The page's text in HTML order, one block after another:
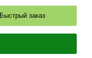
Быстрый заказ